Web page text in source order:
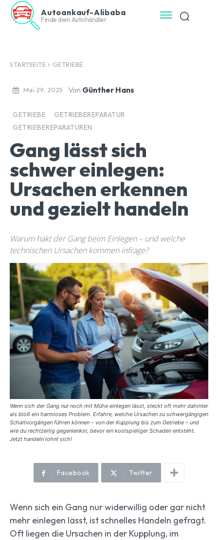
Autoankauf-Alibaba
Finde dein Autohändler
STARTSEITE GETRIEBE
Mai 29, 2025 Von Günther Hans
GETRIEBE
GETRIEBEREPARATUR
GETRIEBEREPARATUREN
Gang lässt sich
schwer einlegen:
Ursachen erkennen
und gezielt handeln
Warum hakt der Gang beim Einlegen – und welche
technischen Ursachen kommen infrage?
Wenn sich der Gang nur noch mit Mühe einlegen lässt, steckt oft mehr dahinter
als bloß ein harmloses Problem. Erfahre, welche Ursachen zu schwergängigen
Schaltvorgängen führen können – von der Kupplung bis zum Getriebe – und
wie du rechtzeitig gegenlenkst, bevor ein kostspieliger Schaden entsteht.
Jetzt handeln lohnt sich!
Facebook Twitter
Wenn sich ein Gang nur widerwillig oder gar nicht
mehr einlegen lässt, ist schnelles Handeln gefragt.
Oft liegen die Ursachen in der Kupplung, im